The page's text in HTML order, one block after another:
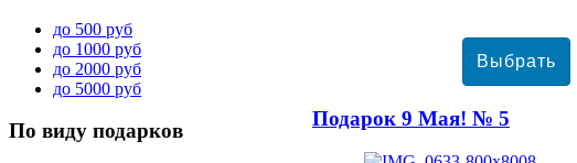
Подарок 9 Мая! № 5
до 500 руб
до 1000 руб
до 2000 руб
до 5000 руб
По виду подарков